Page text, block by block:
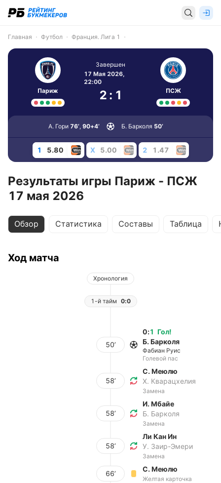
Главная Футбол Франция. Лига 1
Париж
Завершен
17 Мая 2026,
22:00
2 : 1 ПСЖ
А. Гори 76’, 90+4’ Б. Барколя 50’
1 5.80 X 5.00 2 1.47
Результаты игры Париж - ПСЖ
17 мая 2026
Обзор Статистика Составы Таблица
Ход матча
Хронология
1-й тайм 0:0
50’
Гол!
0:1
Б. Барколя
Фабиан Руис
Голевой пас
58’
С. Меюлю
Х. Кварацхелия
Замена
58’
И. Мбайе
Б. Барколя
Замена
58’
Ли Кан Ин
У. Заир-Эмери
Замена
66’
С. Меюлю
Желтая карточка